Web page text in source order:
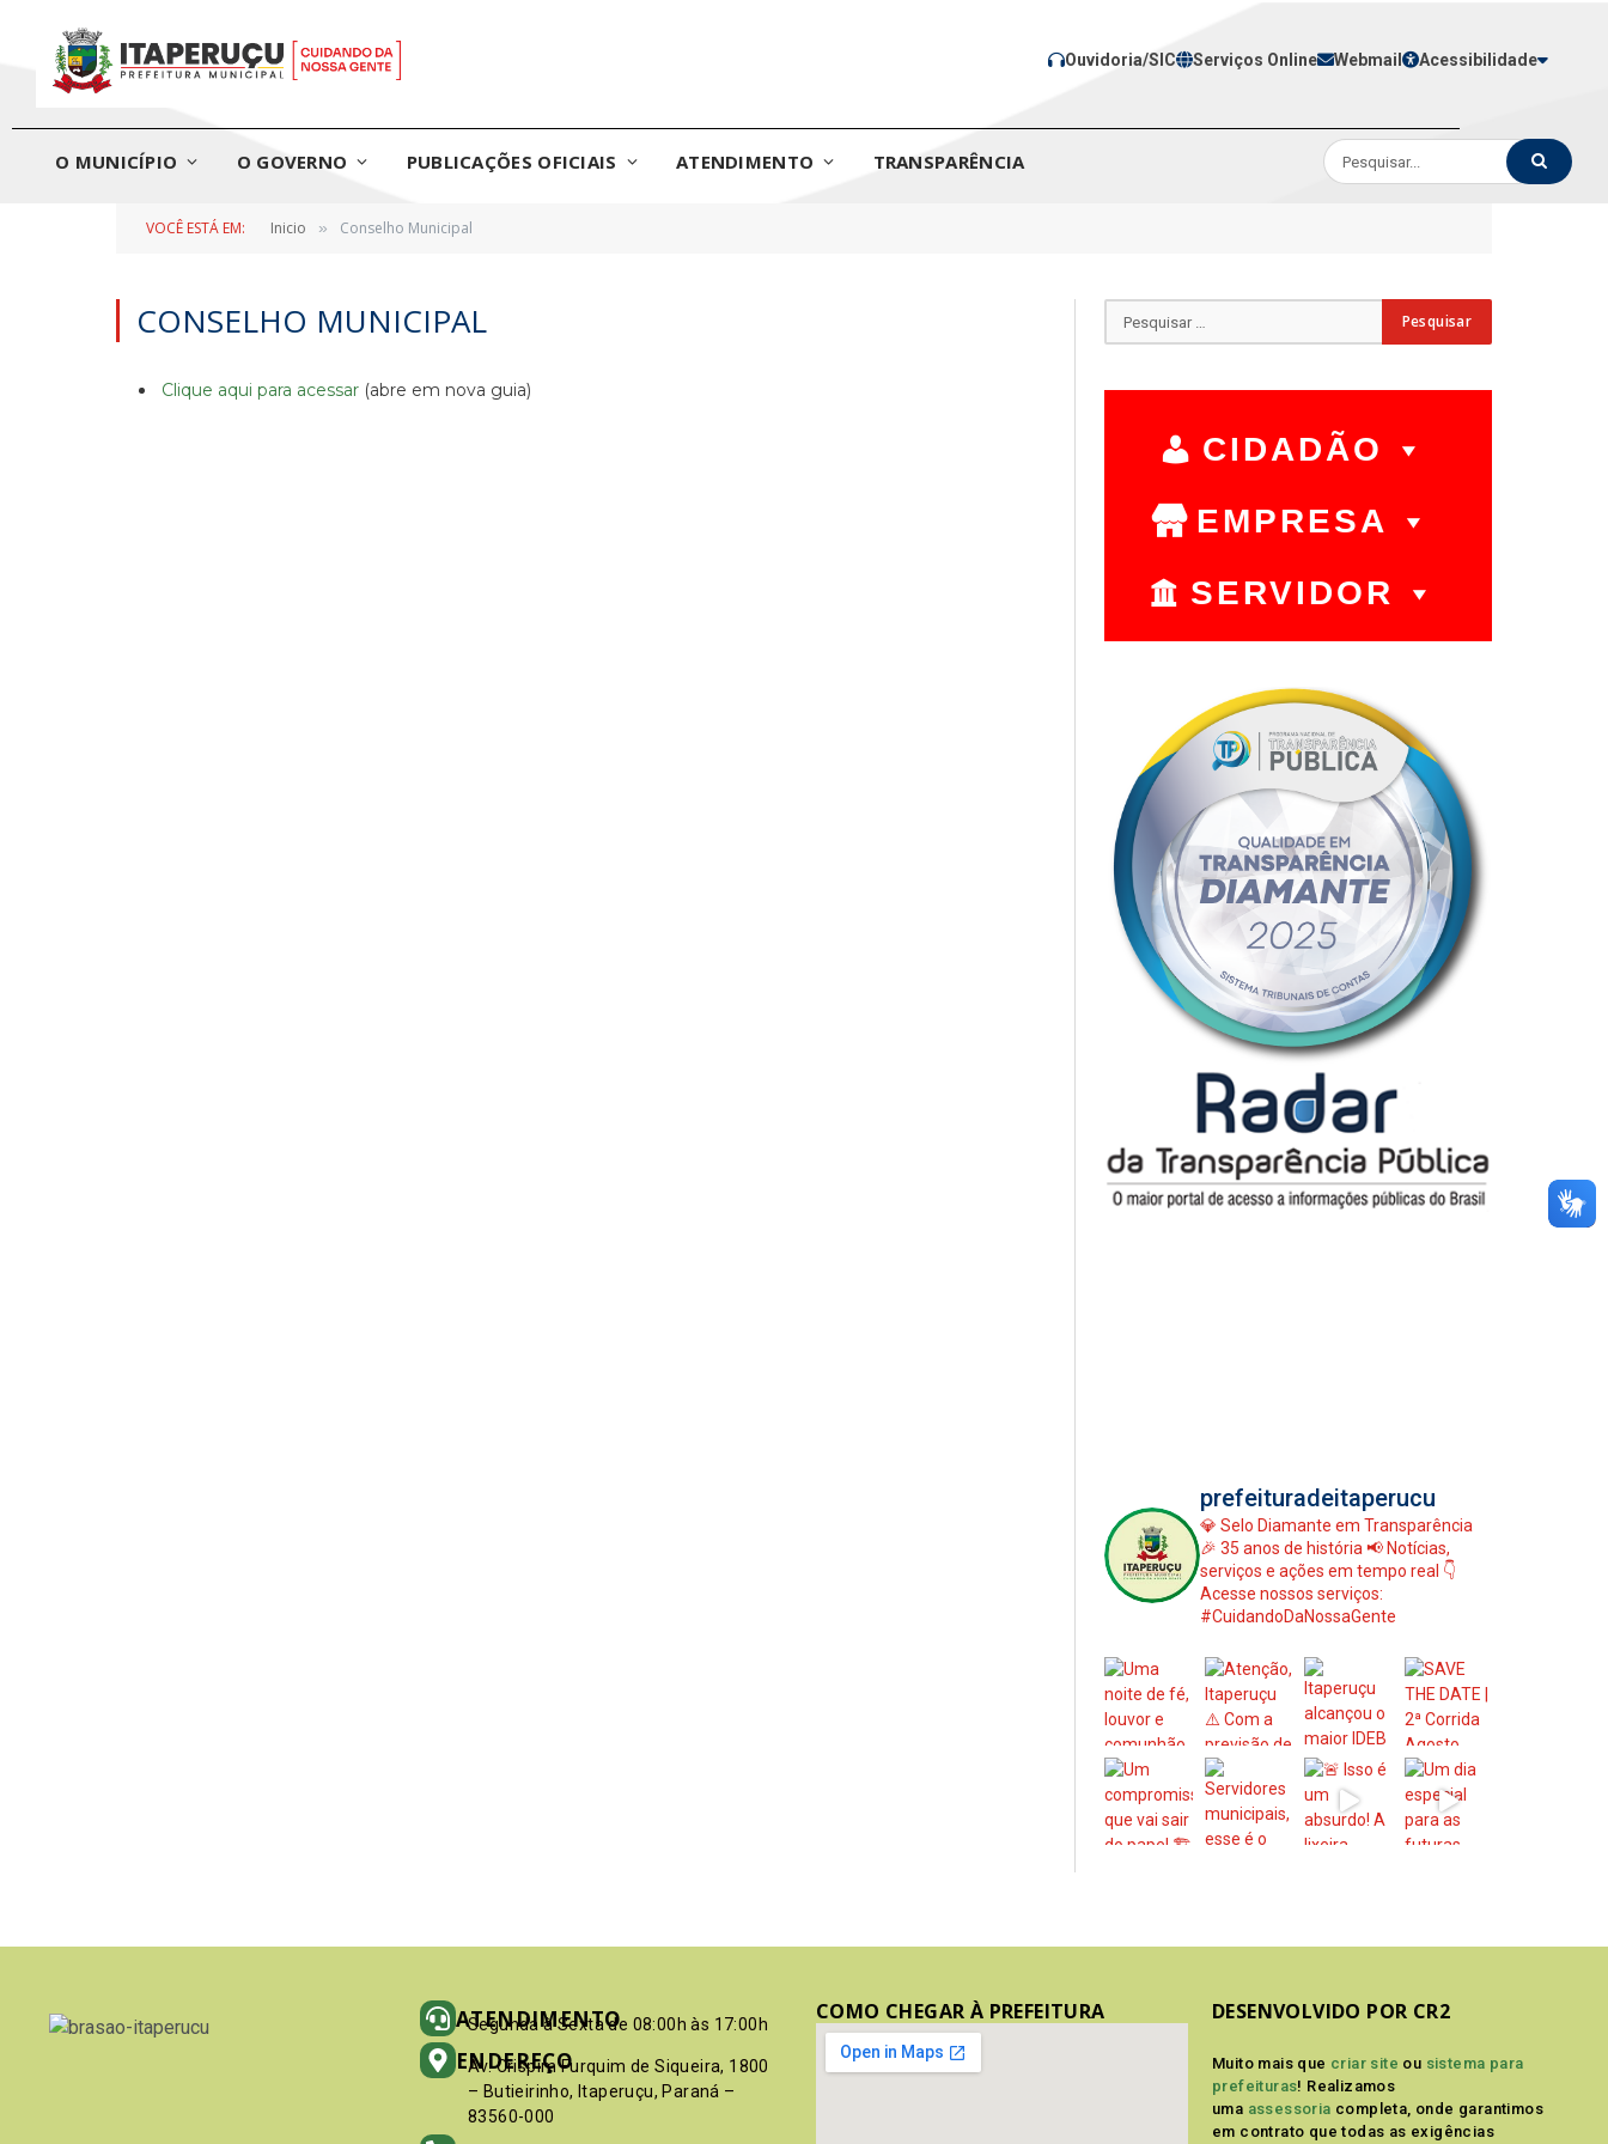
Ouvidoria/SIC Serviços Online Webmail Acessibilidade
O MUNICÍPIO O GOVERNO PUBLICAÇÕES OFICIAIS ATENDIMENTO TRANSPARÊNCIA
VOCÊ ESTÁ EM: Inicio » Conselho Municipal
CONSELHO MUNICIPAL
Clique aqui para acessar (abre em nova guia)
CIDADÃO
EMPRESA
SERVIDOR
prefeituradeitaperucu
💎 Selo Diamante em Transparência
🎉 35 anos de história 📢 Notícias,
serviços e ações em tempo real 👇
Acesse nossos serviços:
#CuidandoDaNossaGente
ATENDIMENTO
Segunda à Sexta de 08:00h às 17:00h
ENDEREÇO
Av. Crispim Furquim de Siqueira, 1800
– Butieirinho, Itaperuçu, Paraná –
83560-000
COMO CHEGAR À PREFEITURA DESENVOLVIDO POR CR2
Muito mais que criar site ou sistema para
prefeituras! Realizamos
uma assessoria completa, onde garantimos
em contrato que todas as exigências